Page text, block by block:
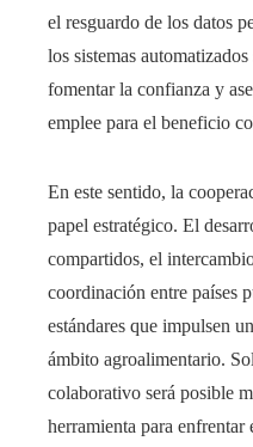
el resguardo de los datos
los sistemas
fomentar la confianza y
emplee para el beneficio
En este sentido, la
papel estratégico. El
compartidos, el
coordinación entre países
estándares que impulsen
ámbito agroalimentario.
colaborativo será posible
herramienta para